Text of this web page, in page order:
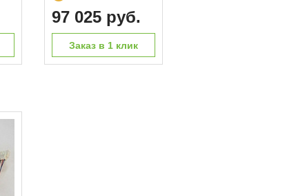
97 025 руб.
Заказ в 1 клик